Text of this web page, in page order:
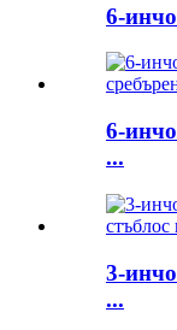
6-
6-
...
3-
...